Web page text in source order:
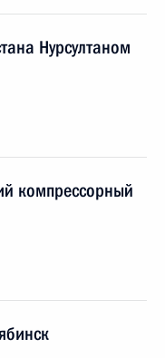
Нурсултаном
компрессорный